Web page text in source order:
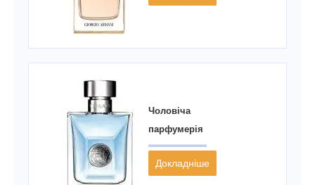
Чоловіча
парфумерія
Докладніше